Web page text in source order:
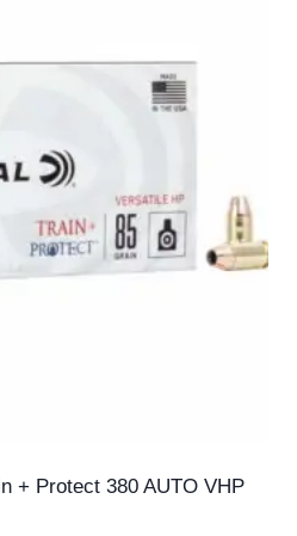
+ Protect 380 AUTO VHP